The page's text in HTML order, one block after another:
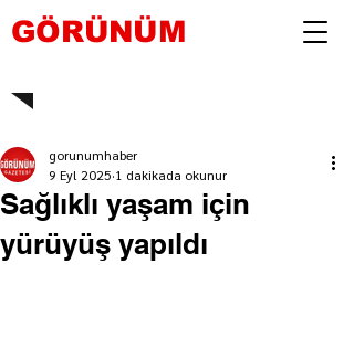
GÖRÜNÜM
Sağlıklı yaşam için
yürüyüş yapıldı
gorunumhaber
9 Eyl 2025 1 dakikada okunur